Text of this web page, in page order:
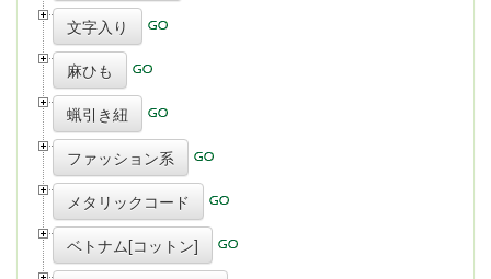
文字入り
麻ひも
蝋引き紐
ファッション系
メタリックコード
ベトナム[コットン]